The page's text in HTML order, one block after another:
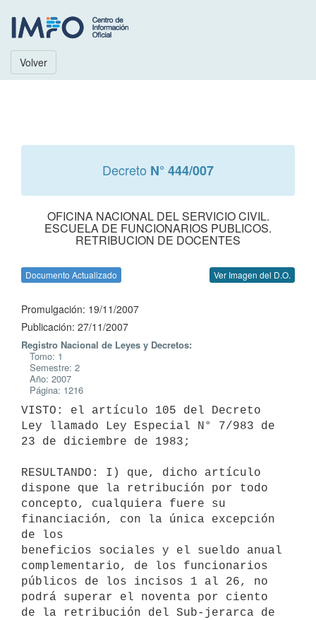
Volver
Decreto N° 444/007
OFICINA NACIONAL DEL SERVICIO CIVIL.
ESCUELA DE FUNCIONARIOS PUBLICOS.
RETRIBUCION DE DOCENTES
Documento Actualizado Ver Imagen del D.O.
Promulgación: 19/11/2007
Publicación: 27/11/2007
Registro Nacional de Leyes y Decretos:
Tomo: 1
Semestre: 2
Año: 2007
Página: 1216
VISTO: el artículo 105 del Decreto
Ley llamado Ley Especial N° 7/983 de
23 de diciembre de 1983;
RESULTANDO: I) que, dicho artículo
dispone que la retribución por todo
concepto, cualquiera fuere su
financiación, con la única excepción
de los
beneficios sociales y el sueldo anual
complementario, de los funcionarios
públicos de los incisos 1 al 26, no
podrá superar el noventa por ciento
de la retribución del Sub-jerarca de